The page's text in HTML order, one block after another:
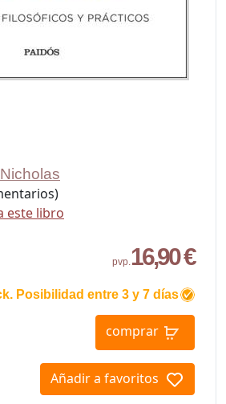
este libro
pvp.16,90 €
Posibilidad entre 3 y 7 días
comprar
Añadir a favoritos